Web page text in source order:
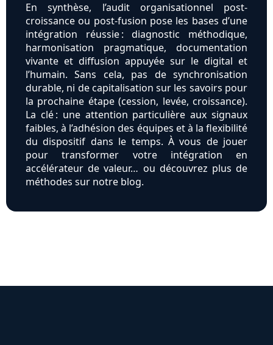
En synthèse, l’audit organisationnel post-
croissance ou post-fusion pose les bases d’une
intégration réussie : diagnostic méthodique,
harmonisation pragmatique, documentation
vivante et diffusion appuyée sur le digital et
l’humain. Sans cela, pas de synchronisation
durable, ni de capitalisation sur les savoirs pour
la prochaine étape (cession, levée, croissance).
La clé : une attention particulière aux signaux
faibles, à l’adhésion des équipes et à la flexibilité
du dispositif dans le temps. À vous de jouer
pour transformer votre intégration en
accélérateur de valeur… ou découvrez plus de
méthodes sur notre blog.